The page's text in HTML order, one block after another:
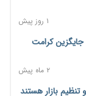
۱ روز پیش
پیش‌بینی افزایش تولید برنج؛ نیاز وارداتی کشور به ۵۰۰ هزار تن
۱ روز پیش
امضای تفاهم‌نامه تجاری ایران و پاکستان؛ هدف‌گذاری تجارت ۱۰
۱ روز پیش
جایگزین کرامت
۲ ماه پیش
بازار هستند